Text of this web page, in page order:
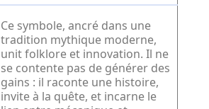
Ce symbole, ancré dans une
tradition mythique moderne,
unit folklore et innovation. Il ne
se contente pas de générer des
gains : il raconte une histoire,
invite à la quête, et incarne le